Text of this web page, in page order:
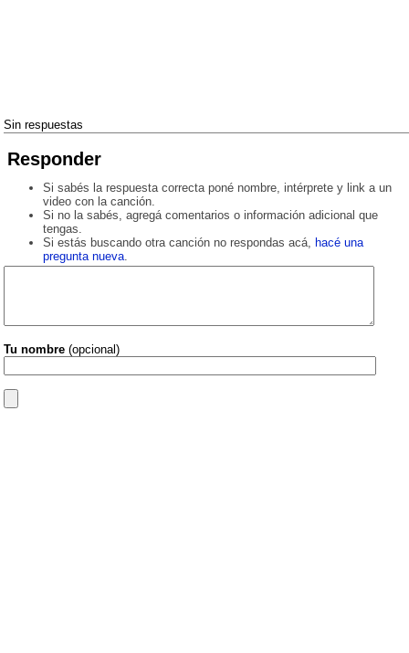
Sin respuestas
Responder
Si sabés la respuesta correcta poné nombre, intérprete y link a un
video con la canción.
Si no la sabés, agregá comentarios o información adicional que
tengas.
Si estás buscando otra canción no respondas acá, hacé una
pregunta nueva.
Tu nombre (opcional)